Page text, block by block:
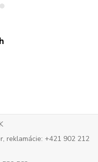
reklamácie: +421 902 212